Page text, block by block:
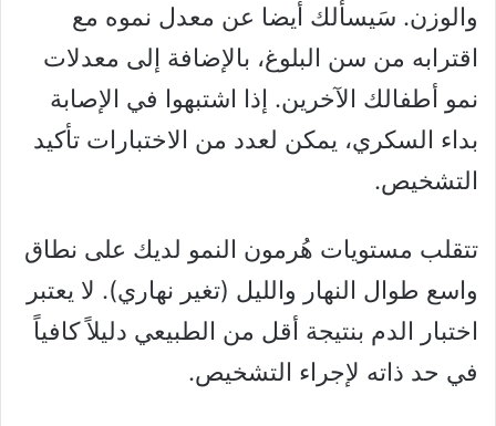
والوزن. سَيسألك أيضا عن معدل نموه مع
اقترابه من سن البلوغ، بالإضافة إلى معدلات
نمو أطفالك الآخرين. إذا اشتبهوا في الإصابة
بداء السكري، يمكن لعدد من الاختبارات تأكيد
التشخيص.
تتقلب مستويات هُرمون النمو لديك على نطاق
واسع طوال النهار والليل (تغير نهاري). لا يعتبر
اختبار الدم بنتيجة أقل من الطبيعي دليلاً كافياً
في حد ذاته لإجراء التشخيص.